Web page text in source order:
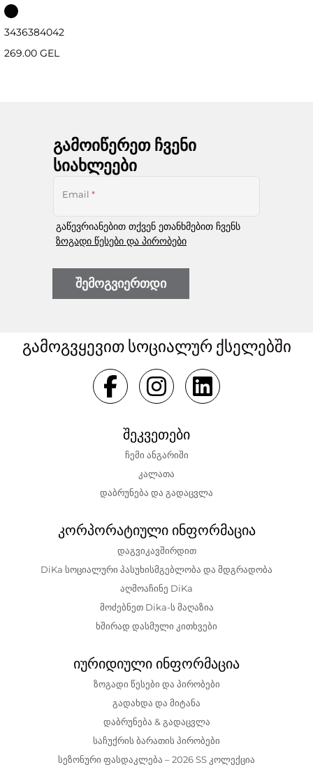
3436384042
269.00 GEL
გამოიწერეთ ჩვენი
სიახლეები
Email *
გაწევრიანებით თქვენ ეთანხმებით ჩვენს
ზოგადი წესები და პირობები
შემოგვიერთდი
გამოგვყევით სოციალურ ქსელებში
შეკვეთები
ჩემი ანგარიში
კალათა
დაბრუნება და გადაცვლა
კორპორატიული ინფორმაცია
დაგვიკავშირდით
DiKa სოციალური პასუხისმგებლობა და მდგრადობა
აღმოაჩინე DiKa
მოძებნეთ Dika-ს მაღაზია
ხშირად დასმული კითხვები
იურიდიული ინფორმაცია
ზოგადი წესები და პირობები
გადახდა და მიტანა
დაბრუნება & გადაცვლა
საჩუქრის ბარათის პირობები
სეზონური ფასდაკლება – 2026 SS კოლექცია